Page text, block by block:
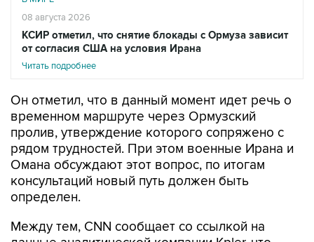
08 августа 2026
КСИР отметил, что снятие блокады с Ормуза зависит
от согласия США на условия Ирана
Читать подробнее
Он отметил, что в данный момент идет речь о
временном маршруте через Ормузский
пролив, утверждение которого сопряжено с
рядом трудностей. При этом военные Ирана и
Омана обсуждают этот вопрос, по итогам
консультаций новый путь должен быть
определен.
Между тем, CNN сообщает со ссылкой на